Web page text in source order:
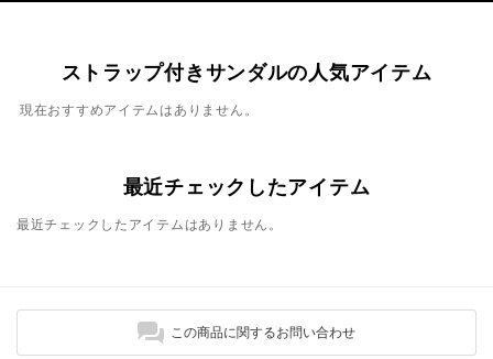
ストラップ付きサンダルの人気アイテム
現在おすすめアイテムはありません。
最近チェックしたアイテム
最近チェックしたアイテムはありません。
この商品に関するお問い合わせ